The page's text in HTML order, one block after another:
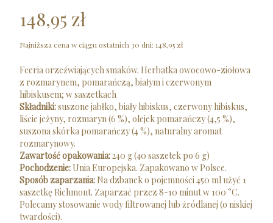
148,95 zł
Najniższa cena w ciągu ostatnich 30 dni: 148,95 zł
Feeria orzeźwiających smaków. Herbatka owocowo-ziołowa
z rozmarynem, pomarańczą, białym i czerwonym
hibiskusem; w saszetkach
Składniki:suszone jabłko, biały hibiskus, czerwony hibiskus,
liście jeżyny, rozmaryn (6 %), olejek pomarańczy (4,5 %),
suszona skórka pomarańczy (4 %), naturalny aromat
rozmarynowy.
Zawartość opakowania:240 g (40 saszetek po 6 g)
Pochodzenie: Unia Europejska. Zapakowano w Polsce.
Sposób zaparzania: Na dzbanek o pojemności 450 ml użyć 1
saszetkę Richmont. Zaparzać przez 8-10 minut w 100 °C.
Polecamy stosowanie wody filtrowanej lub źródlanej (o niskiej
twardości).